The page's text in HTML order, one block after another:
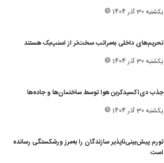
یکشنبه 30 آذر 1404
تحریم‌های داخلی به‌مراتب سخت‌تر از اسنپ‌بک هستند
یکشنبه 30 آذر 1404
جذب دی‌اکسیدکربن هوا توسط ساختمان‌ها و جاده‌ها
یکشنبه 30 آذر 1404
تورم پیش‌بینی‌ناپذیر سازندگان را به‌مرز ورشکستگی رسانده
است